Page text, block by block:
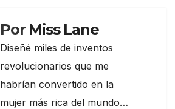
Por Miss Lane
Diseñé miles de inventos
revolucionarios que me
habrían convertido en la
mujer más rica del mundo…